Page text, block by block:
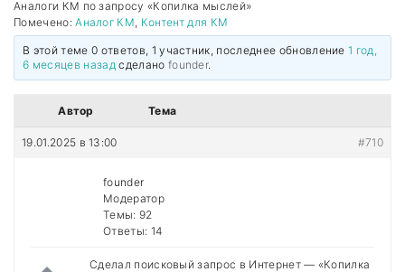
Аналоги КМ по запросу «Копилка мыслей»
Помечено:Аналог КМ, Контент для КМ
В этой теме 0 ответов, 1 участник, последнее обновление1 год,
6 месяцев назад сделано founder.
Автор Тема
19.01.2025 в 13:00 #710
founder
Модератор
Темы: 92
Ответы: 14
Сделал поисковый запрос в Интернет — «Копилка